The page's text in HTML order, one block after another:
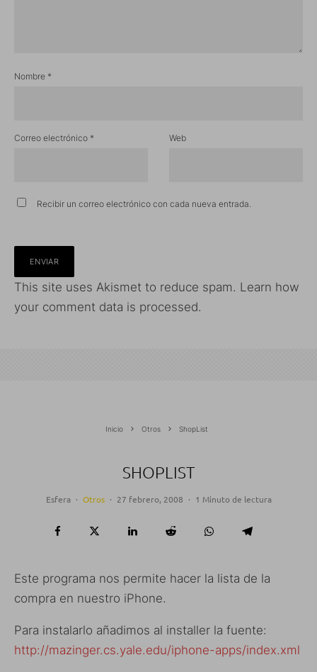
Nombre *
Correo electrónico * Web
Recibir un correo electrónico con cada nueva entrada.
This site uses Akismet to reduce spam. Learn how
your comment data is processed.
Inicio Otros ShopList
SHOPLIST
Esfera · Otros · 27 febrero, 2008 · 1 Minuto de lectura
Este programa nos permite hacer la lista de la
compra en nuestro iPhone.
Para instalarlo añadimos al installer la fuente:
http://mazinger.cs.yale.edu/iphone-apps/index.xml